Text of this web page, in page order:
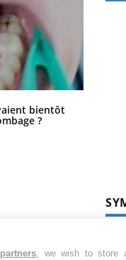
bientôt
?
partners, we wish to store